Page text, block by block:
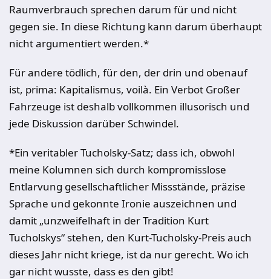
Raumverbrauch sprechen darum für und nicht
gegen sie. In diese Richtung kann darum überhaupt
nicht argumentiert werden.*
Für andere tödlich, für den, der drin und obenauf
ist, prima: Kapitalismus, voilà. Ein Verbot Großer
Fahrzeuge ist deshalb vollkommen illusorisch und
jede Diskussion darüber Schwindel.
*Ein veritabler Tucholsky-Satz; dass ich, obwohl
meine Kolumnen sich durch kompromisslose
Entlarvung gesellschaftlicher Missstände, präzise
Sprache und gekonnte Ironie auszeichnen und
damit „unzweifelhaft in der Tradition Kurt
Tucholskys“ stehen, den Kurt-Tucholsky-Preis auch
dieses Jahr nicht kriege, ist da nur gerecht. Wo ich
gar nicht wusste, dass es den gibt!